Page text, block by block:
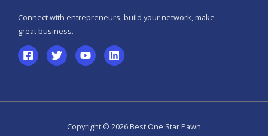
Connect with entrepreneurs, build your network, make
great business.
Copyright © 2026 Best One Star Pawn